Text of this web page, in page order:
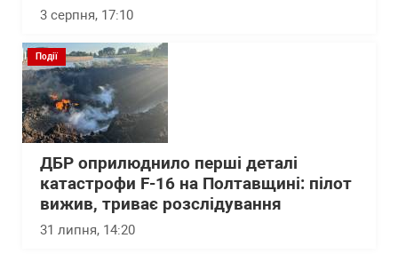
3 серпня, 17:10
Події
ДБР оприлюднило перші деталі
катастрофи F-16 на Полтавщині: пілот
вижив, триває розслідування
31 липня, 14:20